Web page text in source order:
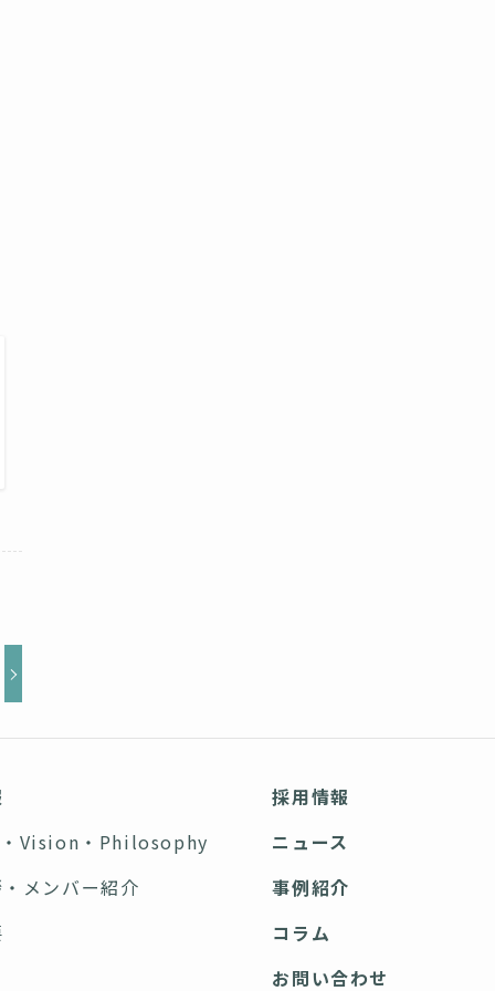
Vision・Philosophy
メンバー紹介
採用情報
ニュース
事例紹介
コラム
お問い合わせ